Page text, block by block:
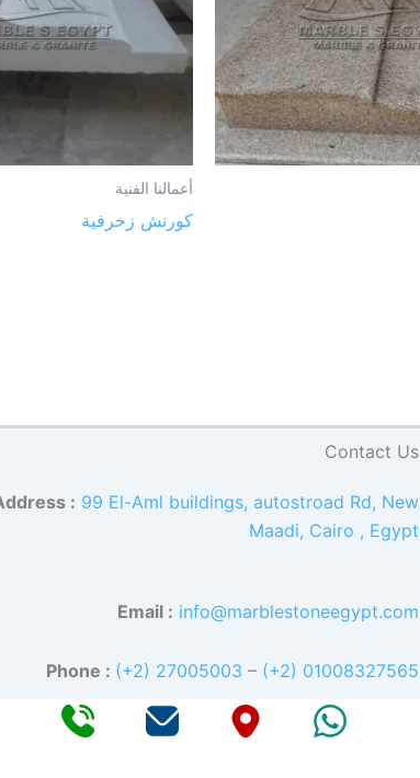
أعمالنا الفنية
كورنش زخرفية
Contact Us
: 99 El-Aml buildings, autostroad Rd, New
Maadi, Cairo , Egypt
Email : info@marblestoneegypt.com
Phone : (+2) 27005003 – (+2) 01008327565
فيسبوك
إكسإنستجرام
يوتيوب
لينكد إن